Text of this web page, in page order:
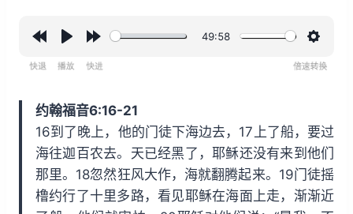
i
n
d
1
5
y
w
a
r
d
1
49:58
约翰福音6:16-21
16到了晚上，他的门徒下海边去，17上了船，要过
海往迦百农去。天已经黑了，耶稣还没有来到他们
那里。18忽然狂风大作，海就翻腾起来。19门徒摇
橹约行了十里多路，看见耶稣在海面上走，渐渐近